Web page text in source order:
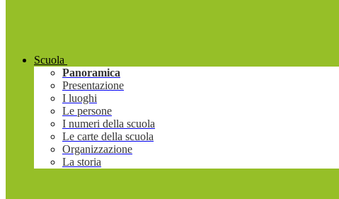
Scuola
Panoramica
Presentazione
I luoghi
Le persone
I numeri della scuola
Le carte della scuola
Organizzazione
La storia